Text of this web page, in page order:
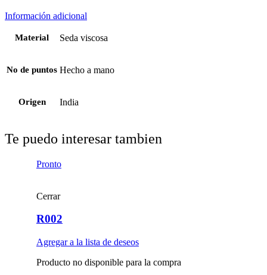
Información adicional
Material Seda viscosa
No de puntos Hecho a mano
Origen India
Te puedo interesar tambien
Pronto
Cerrar
R002
Agregar a la lista de deseos
Producto no disponible para la compra